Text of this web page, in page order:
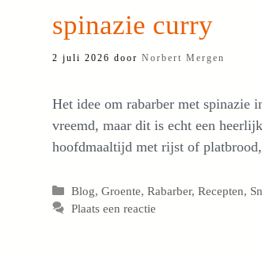
spinazie curry
2 juli 2026 door Norbert Mergen
Het idee om rabarber met spinazie
vreemd, maar dit is echt een
hoofdmaaltijd met rijst of
Categorieën
Blog,Groente,Rabarber,Recepten,
Plaats een reactie